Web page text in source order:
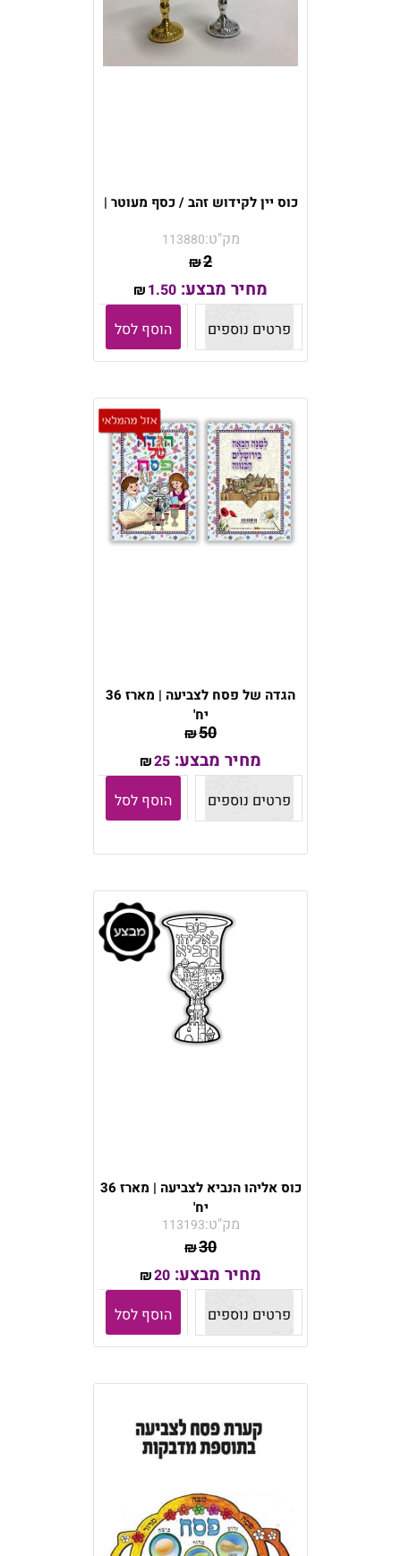
כוס יין לקידוש זהב / כסף מעוטר |
מק"ט:113880
₪2
מחיר מבצע: ₪1.50
פרטים נוספים
הוסף לסל
הגדה של פסח לצביעה | מארז 36
יח'
₪50
מחיר מבצע: ₪25
פרטים נוספים
הוסף לסל
כוס אליהו הנביא לצביעה | מארז 36
יח'
מק"ט:113193
₪30
מחיר מבצע: ₪20
פרטים נוספים
הוסף לסל